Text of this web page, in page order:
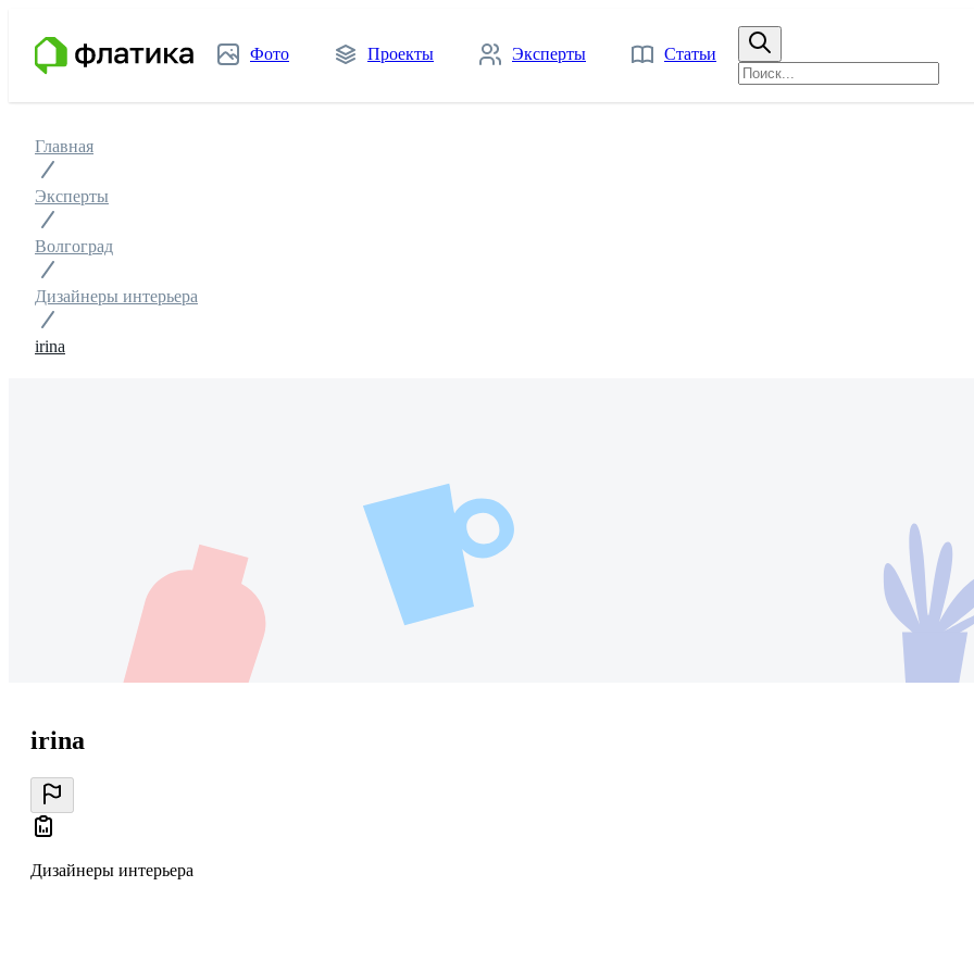
Фото Проекты Эксперты Статьи
Главная
Эксперты
Волгоград
Дизайнеры интерьера
irina
irina
Дизайнеры интерьера